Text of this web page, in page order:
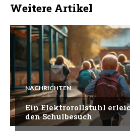
Weitere Artikel
NACHRICHTEN
Ein Elektrorollstuhl
den Schulbesuch